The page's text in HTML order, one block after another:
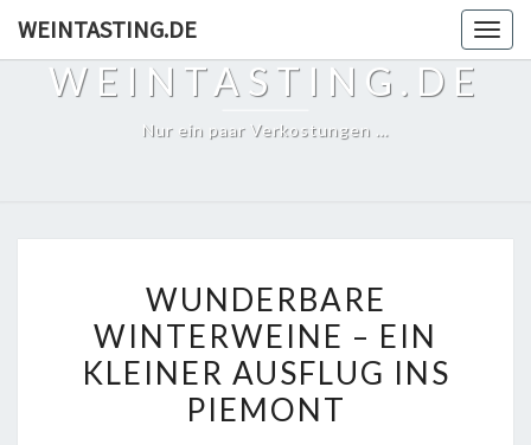
content
WEINTASTING.DE
WEINTASTING.DE
Nur ein paar Verkostungen …
WINTERWEINE
–
EIN
KLEINER
WUNDERBARE
WINTERWEINE – EIN
KLEINER AUSFLUG INS
PIEMONT